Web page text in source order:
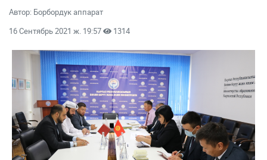
Автор: Борбордук аппарат
16 Сентябрь 2021 ж. 19:57
1314